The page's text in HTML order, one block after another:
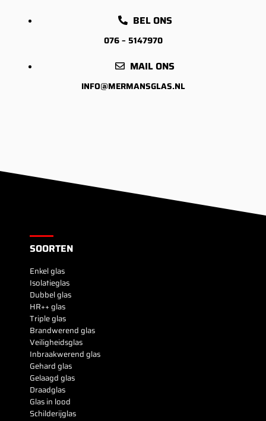
BEL ONS
076 – 5147970
MAIL ONS
INFO@MERMANSGLAS.NL
SOORTEN
Enkel glas
Isolatieglas
Dubbel glas
HR++ glas
Triple glas
Brandwerend glas
Veiligheidsglas
Inbraakwerend glas
Gehard glas
Gelaagd glas
Draadglas
Glas in lood
Schilderijglas